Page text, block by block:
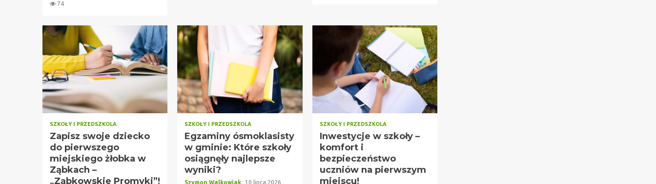
74
SZKOŁY I PRZEDSZKOLA
Zapisz swoje dziecko
do pierwszego
miejskiego żłobka w
Ząbkach –
„Ząbkowskie Promyki”!
SZKOŁY I PRZEDSZKOLA
Egzaminy ósmoklasisty
w gminie: Które szkoły
osiągnęły najlepsze
wyniki?
Szymon Walkowiak 10 lipca 2026
SZKOŁY I PRZEDSZKOLA
Inwestycje w szkoły –
komfort i
bezpieczeństwo
uczniów na pierwszym
miejscu!